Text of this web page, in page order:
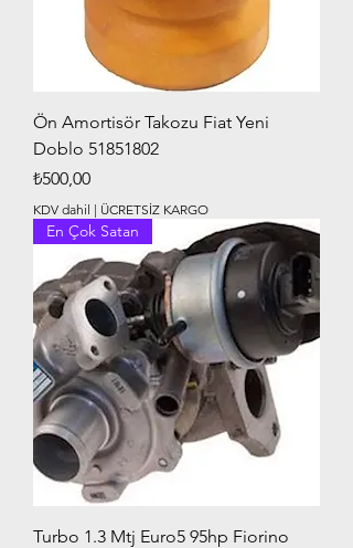
Ön Amortisör Takozu Fiat Yeni
Doblo 51851802
Fiyat
₺500,00
KDV dahil | ÜCRETSİZ KARGO
En Çok Satan
Turbo 1.3 Mtj Euro5 95hp Fiorino